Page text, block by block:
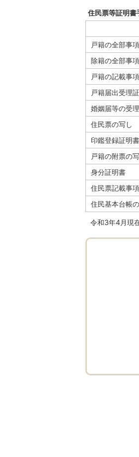
住民票等証明書
戸籍の全部事
除籍の全部事
戸籍の記載事
戸籍届出受理
婚姻届等の受
住民票の写し
印鑑登録証明書
戸籍の附票の
身分証明書
住民票記載事
住民基本台帳
令和3年4月現